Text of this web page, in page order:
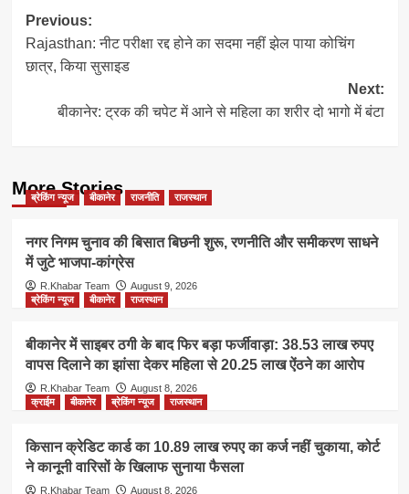
Post
navigation
Previous:
Rajasthan: नीट परीक्षा रद्द होने का सदमा नहीं झेल पाया कोचिंग
छात्र, किया सुसाइड
Next:
बीकानेर: ट्रक की चपेट में आने से महिला का शरीर दो भागो में बंटा
More Stories
ब्रेकिंग न्यूज बीकानेर राजनीति राजस्थान
नगर निगम चुनाव की बिसात बिछनी शुरू, रणनीति और समीकरण साधने
में जुटे भाजपा-कांग्रेस
R.Khabar Team
August 9, 2026
ब्रेकिंग न्यूज
बीकानेर राजस्थान
बीकानेर में साइबर ठगी के बाद फिर बड़ा फर्जीवाड़ा: 38.53 लाख रुपए
वापस दिलाने का झांसा देकर महिला से 20.25 लाख ऐंठने का आरोप
R.Khabar Team
August 8, 2026
क्राईम
बीकानेर ब्रेकिंग न्यूज राजस्थान
किसान क्रेडिट कार्ड का 10.89 लाख रुपए का कर्ज नहीं चुकाया, कोर्ट
ने कानूनी वारिसों के खिलाफ सुनाया फैसला
R.Khabar Team August 8, 2026